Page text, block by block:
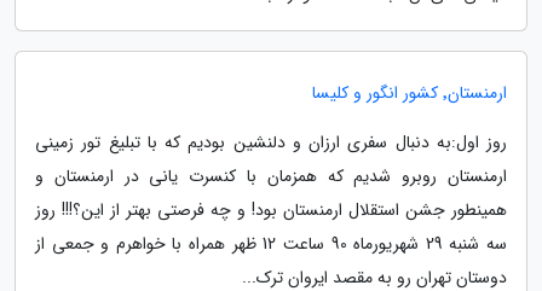
ارمنستان٬ کشور انگور و کلیسا
روز اول:به دنبال سفری ارزان و دلنشین بودیم که با تبلیغ تور زمینی
ارمنستان روبرو شدیم که همزمان با کنسرت یانی در ارمنستان و
همینطور جشن استقلال ارمنستان بود! و چه فرصتی بهتر از این؟!!! روز
سه شنبه 29 شهریورماه 90 ساعت 12 ظهر همراه با خواهرم و جمعی از
دوستان تهران رو به مقصد ایروان ترک...